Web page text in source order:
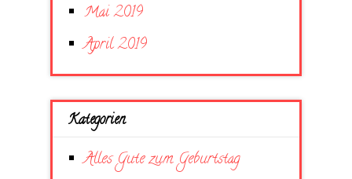
Mai 2019
April 2019
Kategorien
Alles Gute zum Geburtstag